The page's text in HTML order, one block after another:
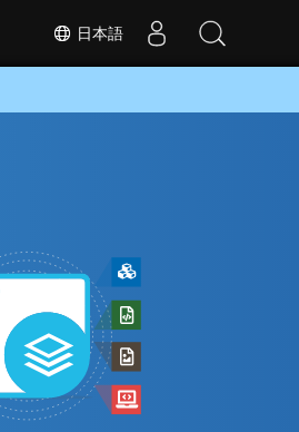
日本語